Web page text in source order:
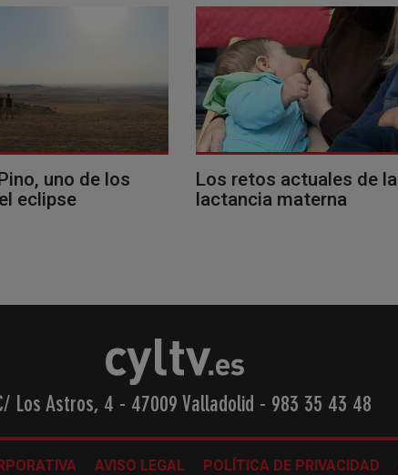
uno de los
eclipse
Los retos actuales de la
lactancia materna
Los Astros, 4 - 47009 Valladolid - 983 35 43 48
AVISO LEGAL POLÍTICA DE PRIVACIDAD